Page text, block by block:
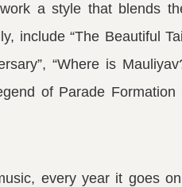
a style that blends
“The Beautiful
“Where is
of Parade Formation
every year it goes